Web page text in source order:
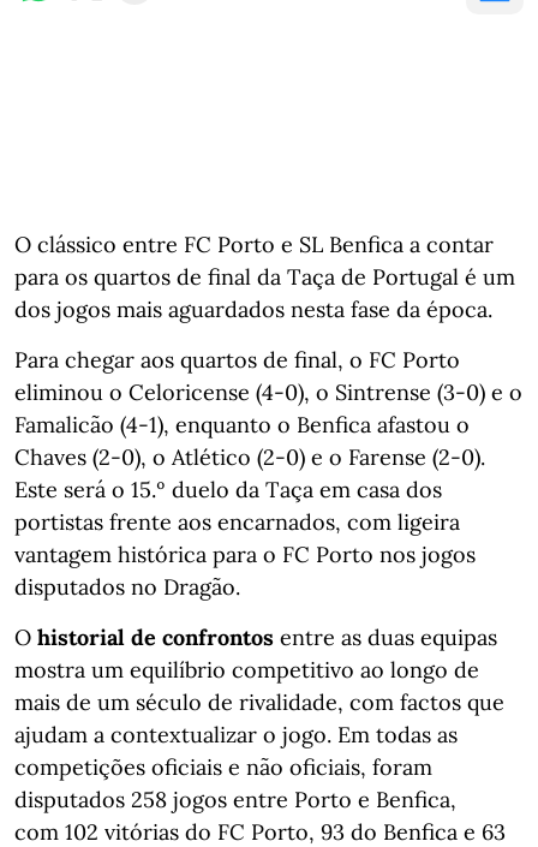
O clássico entre FC Porto e SL Benfica a contar
para os quartos de final da Taça de Portugal é um
dos jogos mais aguardados nesta fase da época.
Para chegar aos quartos de final, o FC Porto
eliminou o Celoricense (4-0), o Sintrense (3-0) e o
Famalicão (4-1), enquanto o Benfica afastou o
Chaves (2-0), o Atlético (2-0) e o Farense (2-0).
Este será o 15.º duelo da Taça em casa dos
portistas frente aos encarnados, com ligeira
vantagem histórica para o FC Porto nos jogos
disputados no Dragão.
O historial de confrontos entre as duas equipas
mostra um equilíbrio competitivo ao longo de
mais de um século de rivalidade, com factos que
ajudam a contextualizar o jogo. Em todas as
competições oficiais e não oficiais, foram
disputados 258 jogos entre Porto e Benfica,
com 102 vitórias do FC Porto, 93 do Benfica e 63